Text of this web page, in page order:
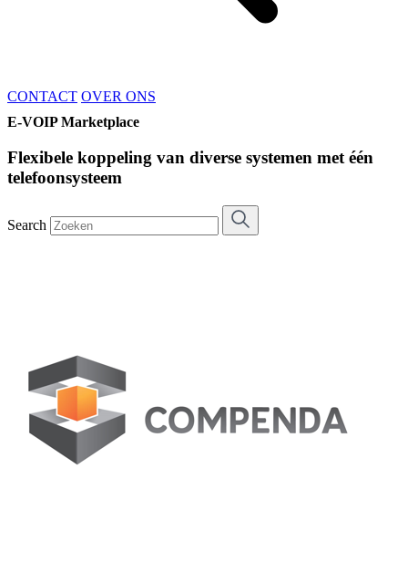
CONTACT OVER ONS
E-VOIP Marketplace
Flexibele koppeling van diverse systemen met één
telefoonsysteem
Search